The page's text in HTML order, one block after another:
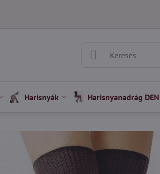
Harisnyák Harisnyanadrág DEN